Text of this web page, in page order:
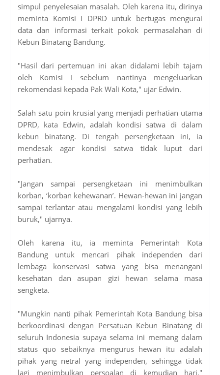
simpul penyelesaian masalah. Oleh karena itu, dirinya
meminta Komisi I DPRD untuk bertugas mengurai
data dan informasi terkait pokok permasalahan di
Kebun Binatang Bandung.
"Hasil dari pertemuan ini akan didalami lebih tajam
oleh Komisi I sebelum nantinya mengeluarkan
rekomendasi kepada Pak Wali Kota," ujar Edwin.
Salah satu poin krusial yang menjadi perhatian utama
DPRD, kata Edwin, adalah kondisi satwa di dalam
kebun binatang. Di tengah persengketaan ini, ia
mendesak agar kondisi satwa tidak luput dari
perhatian.
"Jangan sampai persengketaan ini menimbulkan
korban, ‘korban kehewanan’. Hewan-hewan ini jangan
sampai terlantar atau mengalami kondisi yang lebih
buruk," ujarnya.
Oleh karena itu, ia meminta Pemerintah Kota
Bandung untuk mencari pihak independen dari
lembaga konservasi satwa yang bisa menangani
kesehatan dan asupan gizi hewan selama masa
sengketa.
"Mungkin nanti pihak Pemerintah Kota Bandung bisa
berkoordinasi dengan Persatuan Kebun Binatang di
seluruh Indonesia supaya selama ini memang dalam
status quo sebaiknya mengurus hewan itu adalah
pihak yang netral yang independen, sehingga tidak
lagi menimbulkan persoalan di kemudian hari,"